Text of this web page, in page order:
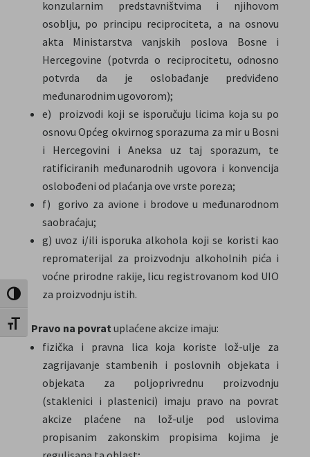
Toggle High Contrast
Toggle Font size
konzularnim predstavništvima i njihovom
osoblju, po principu reciprociteta, a na osnovu
akta Ministarstva vanjskih poslova Bosne i
Hercegovine (potvrda o reciprocitetu, odnosno
potvrda da je oslobađanje predviđeno
međunarodnim ugovorom);
e) proizvodi koji se isporučuju licima koja su po
osnovu Općeg okvirnog sporazuma za mir u Bosni
i Hercegovini i Aneksa uz taj sporazum, te
ratificiranih međunarodnih ugovora i konvencija
oslobođeni od plaćanja ove vrste poreza;
f) gorivo za avione i brodove u međunarodnom
saobraćaju;
g) uvoz i/ili isporuka alkohola koji se koristi kao
repromaterijal za proizvodnju alkoholnih pića i
voćne prirodne rakije, licu registrovanom kod UIO
za proizvodnju istih.
Pravo na povrat uplaćene akcize imaju:
fizička i pravna lica koja koriste lož-ulje za
zagrijavanje stambenih i poslovnih objekata i
objekata za poljoprivrednu proizvodnju
(staklenici i plastenici) imaju pravo na povrat
akcize plaćene na lož-ulje pod uslovima
propisanim zakonskim propisima kojima je